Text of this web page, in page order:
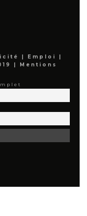
Emploi
|
Mentions